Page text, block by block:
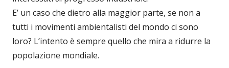
E’ un caso che dietro alla maggior parte, se non a
tutti i movimenti ambientalisti del mondo ci sono
loro? L’intento è sempre quello che mira a ridurre la
popolazione mondiale.